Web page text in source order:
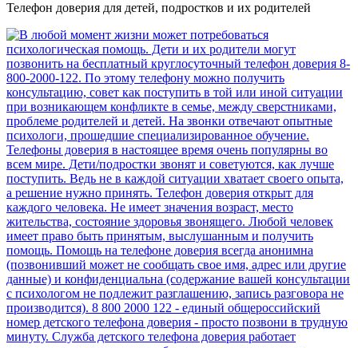
Телефон доверия для детей, подростков и их родителей